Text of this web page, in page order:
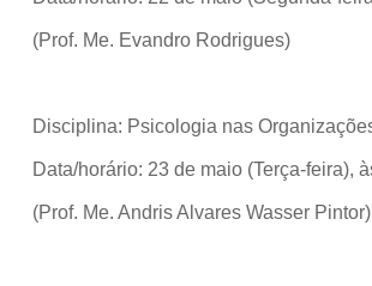
(Prof. Me. Evandro Rodrigues)
Disciplina: Psicologia nas
Data/horário: 23 de maio (Terça-feira),
(Prof. Me. Andris Alvares Wasser Pintor)